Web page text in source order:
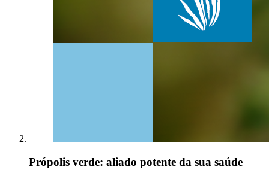
Própolis verde: aliado potente da sua saúde